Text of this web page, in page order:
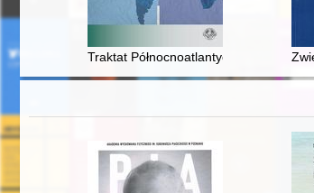
Traktat Północnoatlantycki : powstanie